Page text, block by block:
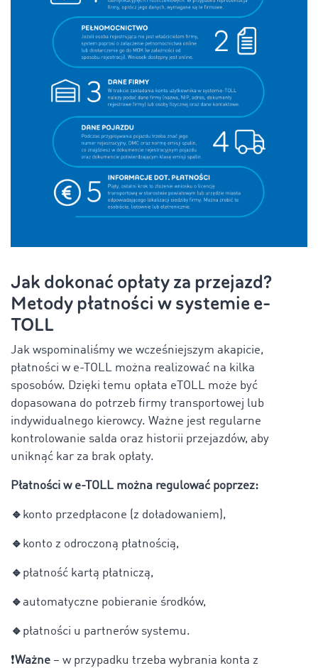
Jak dokonać opłaty za przejazd?
Metody płatności w systemie e-
TOLL
Jak wspominaliśmy we wcześniejszym akapicie,
płatności w e-TOLL można realizować na kilka
sposobów. Dzięki temu opłata eTOLL może być
dopasowana do potrzeb firmy transportowej lub
indywidualnego kierowcy. Ważne jest regularne
kontrolowanie salda oraz historii przejazdów, aby
uniknąć kar za brak opłaty.
Płatności w e-TOLL można regulować poprzez:
🔹 konto przedpłacone (z doładowaniem),
🔹 konto z odroczoną płatnością,
🔹 płatność kartą płatniczą,
🔹 automatyczne pobieranie środków,
🔹 płatności u partnerów systemu.
❗Ważne – w przypadku trzeba wybrania konta z